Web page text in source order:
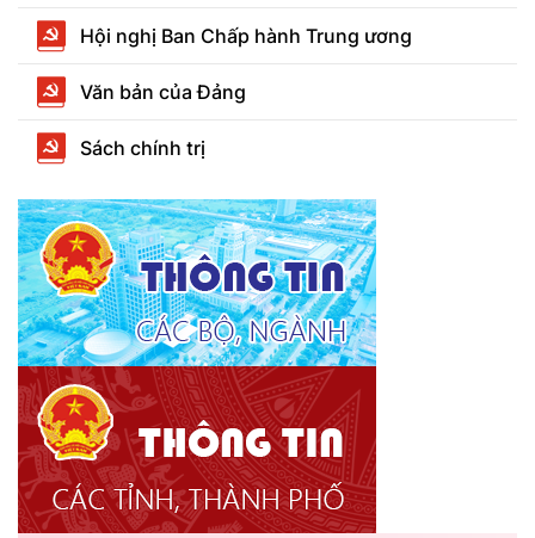
Hội nghị Ban Chấp hành Trung ương
Văn bản của Đảng
Sách chính trị